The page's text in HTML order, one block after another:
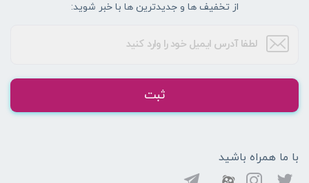
از تخفیف ها و جدیدترین ها با خبر شوید:
ثبت
با ما همراه باشید